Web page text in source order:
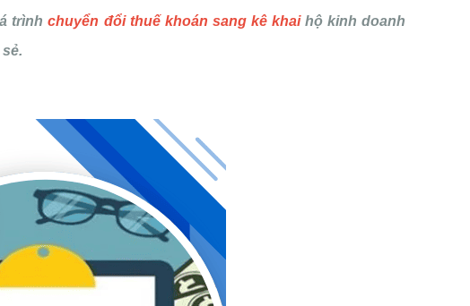
trìnhchuyển đổi thuế khoán sang kê khaihộ kinh doanh